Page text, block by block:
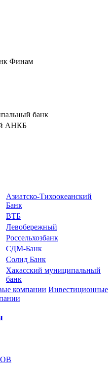
Финам
банк
АНКБ
Азиатско-Тихоокеанский
Банк
ВТБ
Левобережный
Россельхозбанк
СДМ-Банк
Солид Банк
Хакасский муниципальный
банк
компании Инвестиционные